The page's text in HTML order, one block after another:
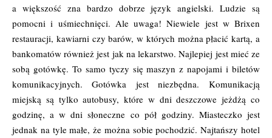
a większość zna bardzo dobrze język angielski. Ludzie są
pomocni i uśmiechnięci. Ale uwaga! Niewiele jest w Brixen
restauracji, kawiarni czy barów, w których można płacić kartą, a
bankomatów również jest jak na lekarstwo. Najlepiej jest mieć ze
sobą gotówkę. To samo tyczy się maszyn z napojami i biletów
komunikacyjnych. Gotówka jest niezbędna. Komunikacją
miejską są tylko autobusy, które w dni deszczowe jeżdżą co
godzinę, a w dni słoneczne co pół godziny. Miasteczko jest
jednak na tyle małe, że można sobie pochodzić. Najtańszy hotel